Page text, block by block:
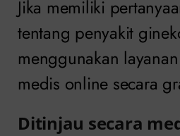
Jika memiliki
tentang penyakit
menggunakan
medis online secara
Ditinjau secara